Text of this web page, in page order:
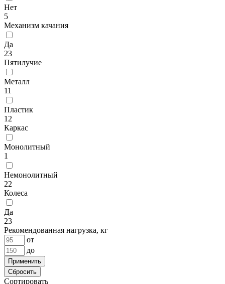
Нет
5
Механизм качания
Да
23
Пятилучие
Металл
11
Пластик
12
Каркас
Монолитный
1
Немонолитный
22
Колеса
Да
23
Рекомендованная нагрузка, кг
от
до
Применить
Сбросить
Сортировать